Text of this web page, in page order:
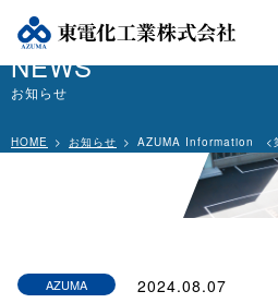
NEWS
お知らせ
HOME お知らせ AZUMA Information <
AZUMA
2024.08.07